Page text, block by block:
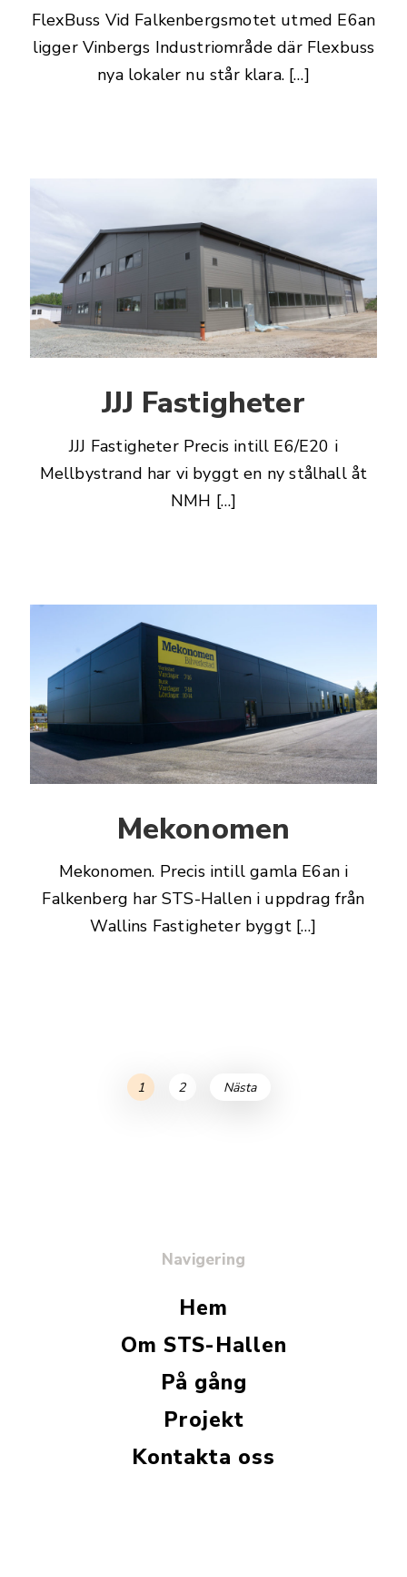
FlexBuss Vid Falkenbergsmotet utmed E6an
ligger Vinbergs Industriområde där Flexbuss
nya lokaler nu står klara. […]
JJJ Fastigheter
JJJ Fastigheter Precis intill E6/E20 i
Mellbystrand har vi byggt en ny stålhall åt
NMH […]
Mekonomen
Mekonomen. Precis intill gamla E6an i
Falkenberg har STS-Hallen i uppdrag från
Wallins Fastigheter byggt […]
Inläggsnavigering
Inläggsnavigering
Sida
1 Sida
2 Nästa
Navigering
Hem
Om STS-Hallen
På gång
Projekt
Kontakta oss